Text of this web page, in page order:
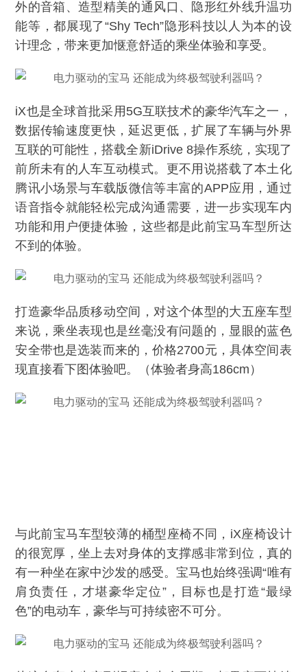
外的音箱、造型精美的通风口、隐形红外线升温功
能等，都展现了“Shy Tech”隐形科技以人为本的设
计理念，带来更加惬意舒适的乘坐体验和享受。
iX也是全球首批采用5G互联技术的豪华汽车之一，
数据传输速度更快，延迟更低，扩展了车辆与外界
互联的可能性，搭载全新iDrive 8操作系统，实现了
前所未有的人车互动模式。更不用说搭载了本土化
腾讯小场景与车载版微信等丰富的APP应用，通过
语音指令就能轻松完成沟通需要，进一步实现车内
功能和用户便捷体验，这些都是此前宝马车型所达
不到的体验。
打造豪华品质移动空间，对这个体型的大五座车型
来说，乘坐表现也是丝毫没有问题的，显眼的蓝色
安全带也是选装而来的，价格2700元，具体空间表
现直接看下图体验吧。（体验者身高186cm）
与此前宝马车型较薄的桶型座椅不同，iX座椅设计
的很宽厚，坐上去对身体的支撑感非常到位，真的
有一种坐在家中沙发的感受。宝马也始终强调“唯有
肩负责任，才堪豪华定位”，目标也是打造“最绿
色”的电动车，豪华与可持续密不可分。